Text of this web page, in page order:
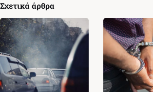
Σχετικά άρθρα